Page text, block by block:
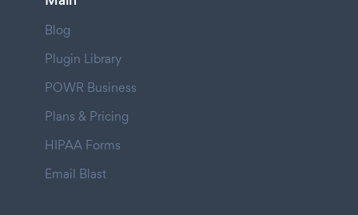
Blog
Plugin Library
POWR Business
Plans & Pricing
HIPAA Forms
Email Blast